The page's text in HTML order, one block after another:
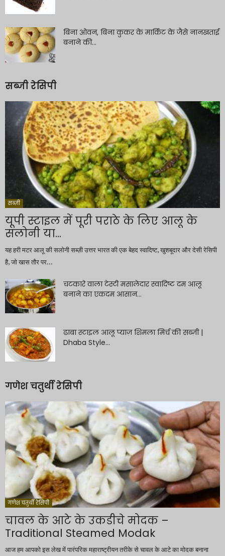
बिना ओवन, बिना कुकर के मार्किट के जैसे नानखताई
बनाने की...
सब्जी रेसिपी
सब्ज़ी
यूपी स्टाइल में पूरी पराठे के लिए आलू के
सलोनी या...
यह हरी मटर आलू की सलोनी सब्ज़ी उत्तर भारत की एक बेहद स्वादिष्ट, खुशबूदार और देसी रेसिपी
है, जो खास तौर पर...
चटकारे वाला टेस्टी मसालेदार स्वादिष्ट दम आलू
बनाने का एकदम आसान...
ढाबा स्टाइल आलू प्याज़ शिमला मिर्च की सब्ज़ी |
Dhaba Style...
गणेश चतुर्थी रेसिपी
गणेश चतुर्थी रेसिपी
चावल के आटे के उकडीचे मोदक –
Traditional Steamed Modak
आज हम आपको इस लेख में पारंपरिक महाराष्ट्रीयन तरीके से चावल के आटे का मोदक बनाना